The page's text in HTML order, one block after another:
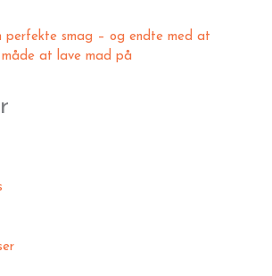
perfekte smag – og endte med at
at lave mad på